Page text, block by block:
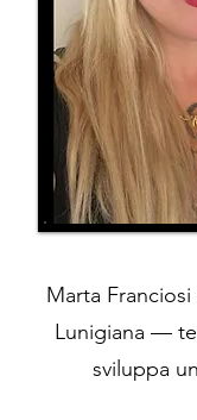
Marta
Lunigiana —
sviluppa